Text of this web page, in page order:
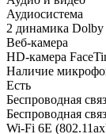
Аудиосистема
2 динамика Dolby
Веб-камера
HD-камера
Наличие
Есть
Беспроводная
Беспроводная
Wi-Fi 6E